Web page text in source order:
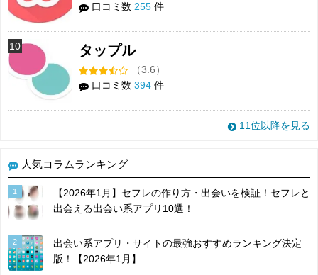
口コミ数 255 件
10 タップル
（3.6）
口コミ数 394 件
11位以降を見る
人気コラムランキング
1
【2026年1月】セフレの作り方・出会いを検証！セフレと
出会える出会い系アプリ10選！
2
出会い系アプリ・サイトの最強おすすめランキング決定
版！【2026年1月】